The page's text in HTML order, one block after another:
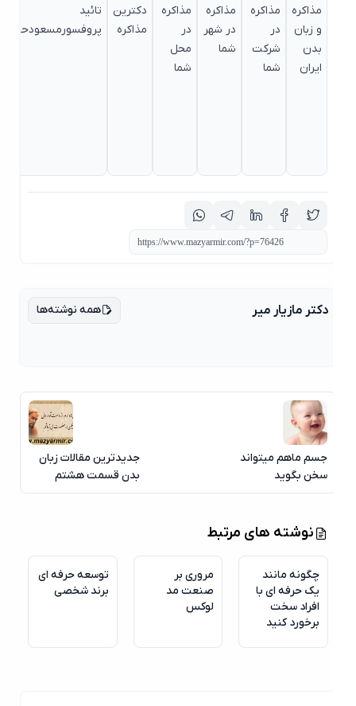
مذاکره
و زبان
مذاکره
در
شرکت
شما
مذاکره
در شهر
شما
مذاکره
در
دکترین
مذاکره
تائید
پروفسورمسعودحیدری
دکتر مازیار میر همه نوشته‌ها
جسم ماهم میتواند
سخن بگوید
جدیدترین مقالات زبان
بدن قسمت هشتم
نوشته های مرتبط
چگونه مانند
یک حرفه ای با
افراد سخت
برخورد کنید
مروری بر
صنعت مد
لوکس
توسعه حرفه ای
برند شخصی